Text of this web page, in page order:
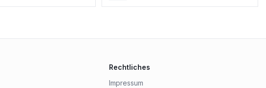
Rechtliches
Impressum